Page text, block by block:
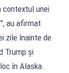
contextul unei
au afirmat
zile înainte de
Trump şi
în Alaska.